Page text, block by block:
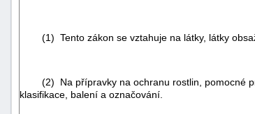
(1) Tento zákon se vztahuje na látky, látky
(2) Na přípravky na ochranu rostlin, pomocné
klasifikace, balení a označování.